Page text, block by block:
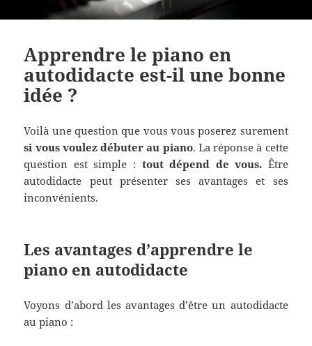
Apprendre le piano en
autodidacte est-il une bonne
idée ?
Voilà une question que vous vous poserez surement
si vous voulez débuter au piano. La réponse à cette
question est simple : tout dépend de vous. Être
autodidacte peut présenter ses avantages et ses
inconvénients.
Les avantages d’apprendre le
piano en autodidacte
Voyons d’abord les avantages d’être un autodidacte
au piano :